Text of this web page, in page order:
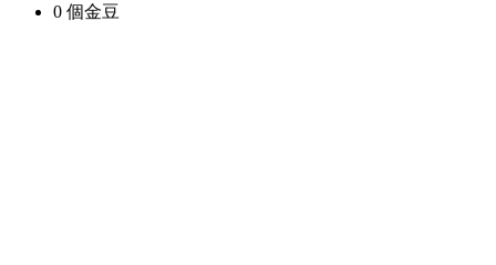
0 個金豆